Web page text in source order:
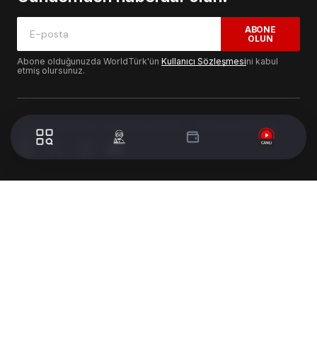
ABONE
OLUN
Abone olduğunuzda WorldTürk'ün Kullanıcı Sözleşmesini kabul
etmiş olursunuz.
© 2024 WorldTurk. Tüm Hakları Saklıdır. - Tasarım & Geliştirme :
Volion's